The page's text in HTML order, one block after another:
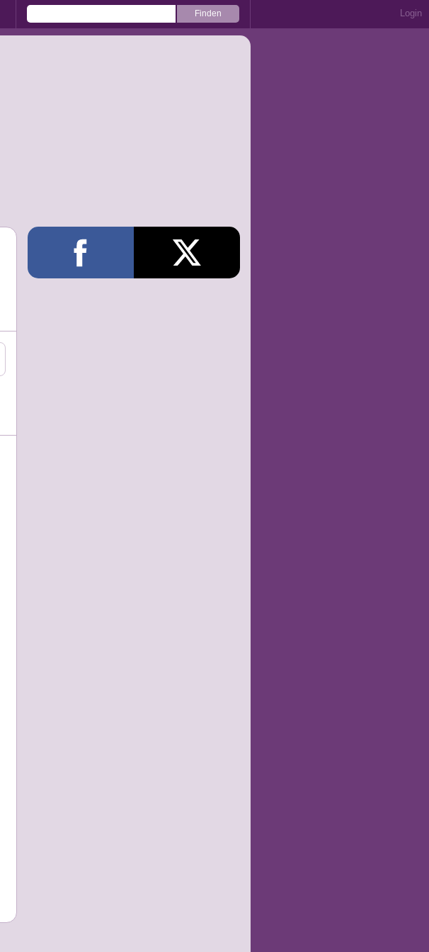
Login